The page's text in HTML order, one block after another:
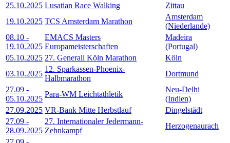
25.10.2025 Lusatian Race Walking
Zittau
19.10.2025 TCS Amsterdam Marathon
Amsterdam
(Niederlande)
08.10 -
19.10.2025
EMACS Masters
Europameisterschaften
Madeira
(Portugal)
05.10.2025 27. Generali Köln Marathon
Köln
03.10.2025
12. Sparkassen-Phoenix-
Halbmarathon
Dortmund
27.09 -
05.10.2025
Para-WM Leichtathletik
Neu-Delhi
(Indien)
27.09.2025 VR-Bank Mitte Herbstlauf
Dingelstädt
27.09 -
28.09.2025
27. Internationaler Jedermann-
Zehnkampf
Herzogenaurach